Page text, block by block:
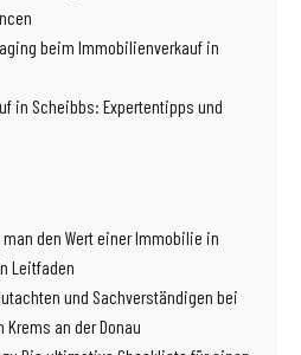
beim Immobilienverkauf in
in Scheibbs: Expertentipps und
den Wert einer Immobilie in
Leitfaden
und Sachverständigen bei
an der Donau